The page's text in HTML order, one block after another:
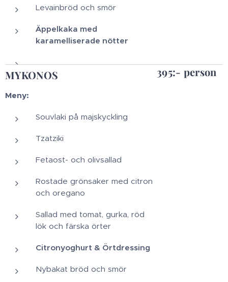
Levainbröd och smör
Äppelkaka med
karamelliserade nötter
MYKONOS
Meny:
Souvlaki på majskyckling
Tzatziki
Fetaost- och olivsallad
Rostade grönsaker med citron
och oregano
Sallad med tomat, gurka, röd
lök och färska örter
Citronyoghurt & Örtdressing
Nybakat bröd och smör
395:- person